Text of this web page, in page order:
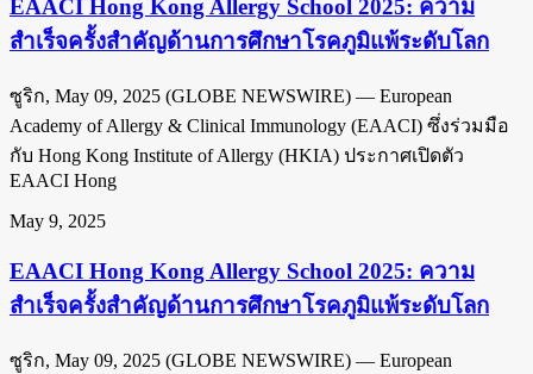
EAACI Hong Kong Allergy School 2025: ความ
สำเร็จครั้งสำคัญด้านการศึกษาโรคภูมิแพ้ระดับโลก
ซูริก, May 09, 2025 (GLOBE NEWSWIRE) — European
Academy of Allergy & Clinical Immunology (EAACI) ซึ่งร่วมมือ
กับ Hong Kong Institute of Allergy (HKIA) ประกาศเปิดตัว
EAACI Hong
May 9, 2025
EAACI Hong Kong Allergy School 2025: ความ
สำเร็จครั้งสำคัญด้านการศึกษาโรคภูมิแพ้ระดับโลก
ซูริก, May 09, 2025 (GLOBE NEWSWIRE) — European